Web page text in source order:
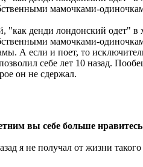
мамочками-
денди лондонский одет"
мамочками-
А если и поет, то
себе лет 10 назад.
он не сдержал.
вы себе больше
я не получал от жизни